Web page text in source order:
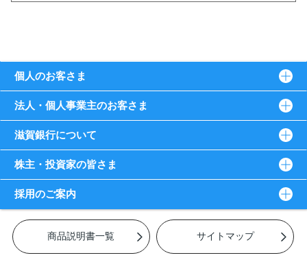
個人のお客さま
法人・個人事業主のお客さま
滋賀銀行について
株主・投資家の皆さま
採用のご案内
商品説明書一覧 サイトマップ